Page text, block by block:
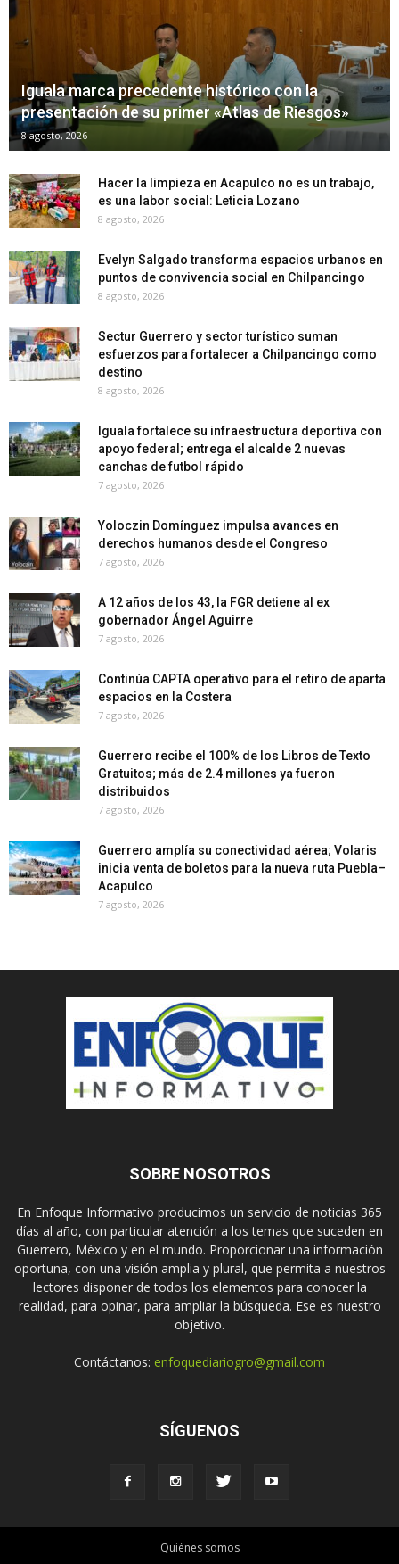
Iguala marca precedente histórico con la
presentación de su primer «Atlas de Riesgos»
8 agosto, 2026
Hacer la limpieza en Acapulco no es un trabajo,
es una labor social: Leticia Lozano
8 agosto, 2026
Evelyn Salgado transforma espacios urbanos en
puntos de convivencia social en Chilpancingo
8 agosto, 2026
Sectur Guerrero y sector turístico suman
esfuerzos para fortalecer a Chilpancingo como
destino
8 agosto, 2026
Iguala fortalece su infraestructura deportiva con
apoyo federal; entrega el alcalde 2 nuevas
canchas de futbol rápido
7 agosto, 2026
Yoloczin Domínguez impulsa avances en
derechos humanos desde el Congreso
7 agosto, 2026
A 12 años de los 43, la FGR detiene al ex
gobernador Ángel Aguirre
7 agosto, 2026
Continúa CAPTA operativo para el retiro de aparta
espacios en la Costera
7 agosto, 2026
Guerrero recibe el 100% de los Libros de Texto
Gratuitos; más de 2.4 millones ya fueron
distribuidos
7 agosto, 2026
Guerrero amplía su conectividad aérea; Volaris
inicia venta de boletos para la nueva ruta Puebla–
Acapulco
7 agosto, 2026
SOBRE NOSOTROS
En Enfoque Informativo producimos un servicio de noticias 365
días al año, con particular atención a los temas que suceden en
Guerrero, México y en el mundo. Proporcionar una información
oportuna, con una visión amplia y plural, que permita a nuestros
lectores disponer de todos los elementos para conocer la
realidad, para opinar, para ampliar la búsqueda. Ese es nuestro
objetivo.
Contáctanos: enfoquediariogro@gmail.com
SÍGUENOS
Quiénes somos